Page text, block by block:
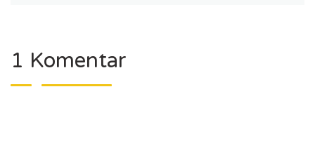
1 Komentar